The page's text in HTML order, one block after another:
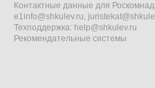
Контактные данные для
e1info@shkulev.ru,
Техподдержка: help@shkulev.ru
Рекомендательные системы